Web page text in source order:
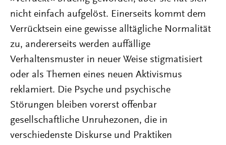
nicht einfach aufgelöst. Einerseits kommt dem
Verrücktsein eine gewisse alltägliche Normalität
zu, andererseits werden auffällige
Verhaltensmuster in neuer Weise stigmatisiert
oder als Themen eines neuen Aktivismus
reklamiert. Die Psyche und psychische
Störungen bleiben vorerst offenbar
gesellschaftliche Unruhezonen, die in
verschiedenste Diskurse und Praktiken